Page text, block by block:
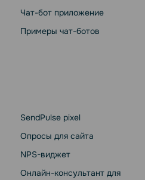
Чат-бот приложение
Примеры чат-ботов
SendPulse pixel
Опросы для сайта
NPS-виджет
Онлайн-консультант для